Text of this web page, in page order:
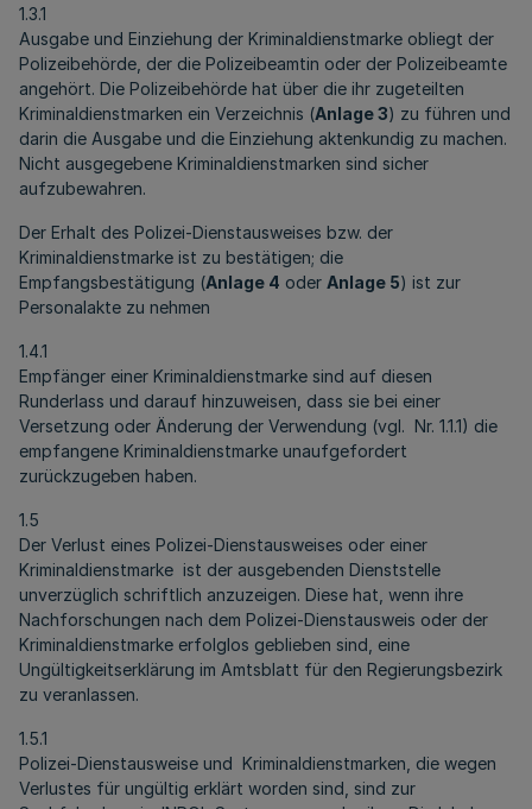
1.3.1
Ausgabe und Einziehung der Kriminaldienstmarke obliegt der
Polizeibehörde, der die Polizeibeamtin oder der Polizeibeamte
angehört. Die Polizeibehörde hat über die ihr zugeteilten
Kriminaldienstmarken ein Verzeichnis (Anlage 3) zu führen und
darin die Ausgabe und die Einziehung aktenkundig zu machen.
Nicht ausgegebene Kriminaldienstmarken sind sicher
aufzubewahren.
Der Erhalt des Polizei-Dienstausweises bzw. der
Kriminaldienstmarke ist zu bestätigen; die
Empfangsbestätigung (Anlage 4 oder Anlage 5) ist zur
Personalakte zu nehmen
1.4.1
Empfänger einer Kriminaldienstmarke sind auf diesen
Runderlass und darauf hinzuweisen, dass sie bei einer
Versetzung oder Änderung der Verwendung (vgl. Nr. 1.1.1) die
empfangene Kriminaldienstmarke unaufgefordert
zurückzugeben haben.
1.5
Der Verlust eines Polizei-Dienstausweises oder einer
Kriminaldienstmarke ist der ausgebenden Dienststelle
unverzüglich schriftlich anzuzeigen. Diese hat, wenn ihre
Nachforschungen nach dem Polizei-Dienstausweis oder der
Kriminaldienstmarke erfolglos geblieben sind, eine
Ungültigkeitserklärung im Amtsblatt für den Regierungsbezirk
zu veranlassen.
1.5.1
Polizei-Dienstausweise und Kriminaldienstmarken, die wegen
Verlustes für ungültig erklärt worden sind, sind zur